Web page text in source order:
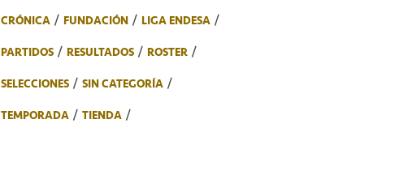
CRÓNICA
FUNDACIÓN
LIGA ENDESA
PARTIDOS
RESULTADOS
ROSTER
SELECCIONES
SIN CATEGORÍA
TEMPORADA
TIENDA